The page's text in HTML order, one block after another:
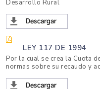
Desarrollo Rural
LEY 117 DE 1994
Por la cual se crea la Cuota
normas sobre su recaudo y